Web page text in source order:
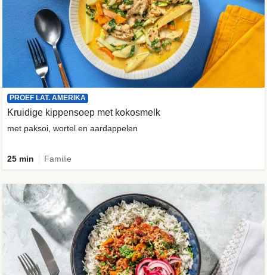
PROEF LAT. AMERIKA
Kruidige kippensoep met kokosmelk
met paksoi, wortel en aardappelen
25 min Familie